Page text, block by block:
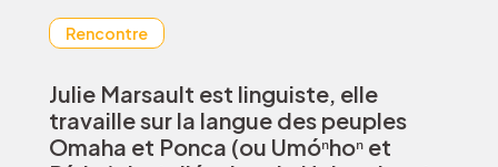
Rencontre
Julie Marsault est linguiste, elle
travaille sur la langue des peuples
Omaha et Ponca (ou Umóⁿhoⁿ et